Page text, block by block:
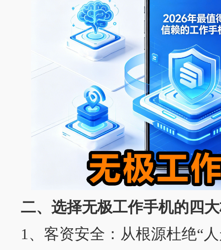
二、选择无极工作手机的四
1、客资安全：从根源杜绝“